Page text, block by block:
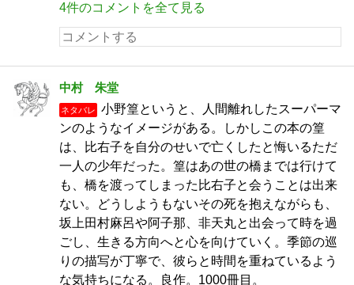
4件のコメントを全て見る
中村 朱堂
ネタバレ
小野篁というと、人間離れしたスーパーマ
ンのようなイメージがある。しかしこの本の篁
は、比右子を自分のせいで亡くしたと悔いるただ
一人の少年だった。篁はあの世の橋までは行けて
も、橋を渡ってしまった比右子と会うことは出来
ない。どうしようもないその死を抱えながらも、
坂上田村麻呂や阿子那、非天丸と出会って時を過
ごし、生きる方向へと心を向けていく。季節の巡
りの描写が丁寧で、彼らと時間を重ねているよう
な気持ちになる。良作。1000冊目。